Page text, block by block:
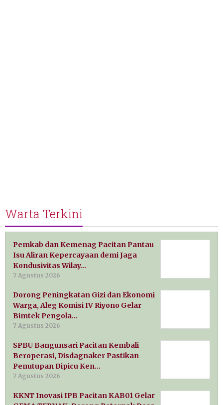
Warta Terkini
Pemkab dan Kemenag Pacitan Pantau
Isu Aliran Kepercayaan demi Jaga
Kondusivitas Wilay…
7 Agustus 2026
Dorong Peningkatan Gizi dan Ekonomi
Warga, Aleg Komisi IV Riyono Gelar
Bimtek Pengola…
7 Agustus 2026
SPBU Bangunsari Pacitan Kembali
Beroperasi, Disdagnaker Pastikan
Penutupan Dipicu Ken…
7 Agustus 2026
KKNT Inovasi IPB Pacitan KAB01 Gelar